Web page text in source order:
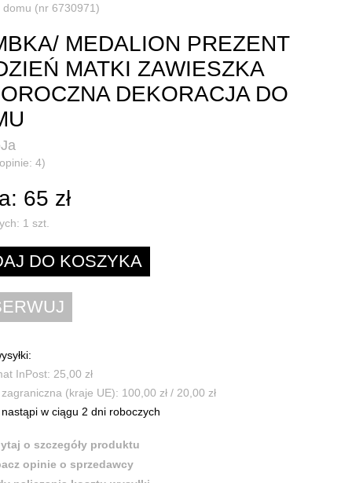
domu (nr 6730971)
MEDALION PREZENT
MATKI ZAWIESZKA
DEKORACJA DO
4)
65 zł
1 szt.
InPost: 25,00 zł
zagraniczna (kraje UE): 100,00 zł / 20,00 zł
nastąpi w ciągu 2 dni roboczych
o szczegóły produktu
opinie o sprzedawcy